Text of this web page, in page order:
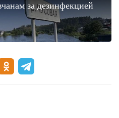
за дезинфекцией